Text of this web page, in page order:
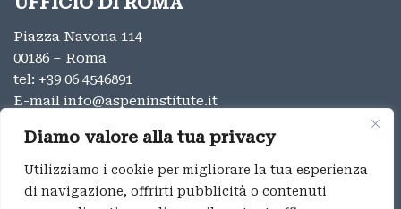
Diamo valore alla tua privacy
Utilizziamo i cookie per migliorare la tua esperienza
di navigazione, offrirti pubblicità o contenuti
Piazza Navona 114
00186 – Roma
tel: +39 06 4546891
E-mail info@aspeninstitute.it
UFFICIO DI MILANO
Via Vincenzo Monti 12
20123 – Milano